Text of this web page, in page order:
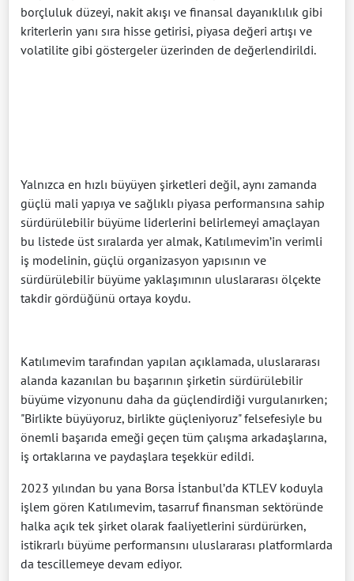
borçluluk düzeyi, nakit akışı ve finansal dayanıklılık gibi
kriterlerin yanı sıra hisse getirisi, piyasa değeri artışı ve
volatilite gibi göstergeler üzerinden de değerlendirildi.
Yalnızca en hızlı büyüyen şirketleri değil, aynı zamanda
güçlü mali yapıya ve sağlıklı piyasa performansına sahip
sürdürülebilir büyüme liderlerini belirlemeyi amaçlayan
bu listede üst sıralarda yer almak, Katılımevim’in verimli
iş modelinin, güçlü organizasyon yapısının ve
sürdürülebilir büyüme yaklaşımının uluslararası ölçekte
takdir gördüğünü ortaya koydu.
Katılımevim tarafından yapılan açıklamada, uluslararası
alanda kazanılan bu başarının şirketin sürdürülebilir
büyüme vizyonunu daha da güçlendirdiği vurgulanırken;
"Birlikte büyüyoruz, birlikte güçleniyoruz" felsefesiyle bu
önemli başarıda emeği geçen tüm çalışma arkadaşlarına,
iş ortaklarına ve paydaşlara teşekkür edildi.
2023 yılından bu yana Borsa İstanbul’da KTLEV koduyla
işlem gören Katılımevim, tasarruf finansman sektöründe
halka açık tek şirket olarak faaliyetlerini sürdürürken,
istikrarlı büyüme performansını uluslararası platformlarda
da tescillemeye devam ediyor.